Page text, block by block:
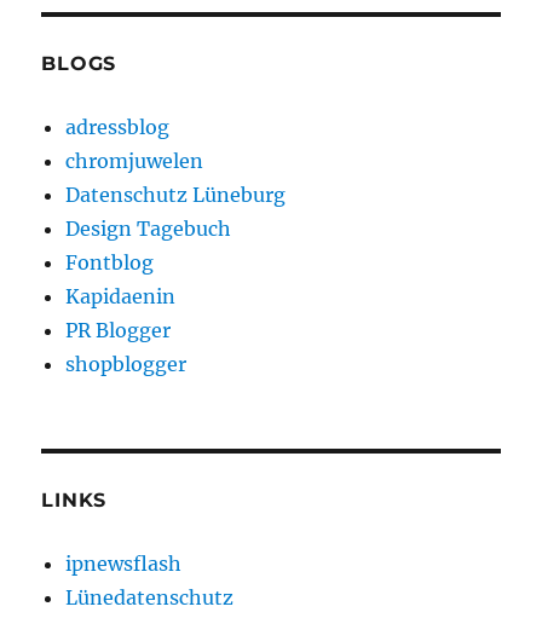
BLOGS
adressblog
chromjuwelen
Datenschutz Lüneburg
Design Tagebuch
Fontblog
Kapidaenin
PR Blogger
shopblogger
LINKS
ipnewsflash
Lünedatenschutz